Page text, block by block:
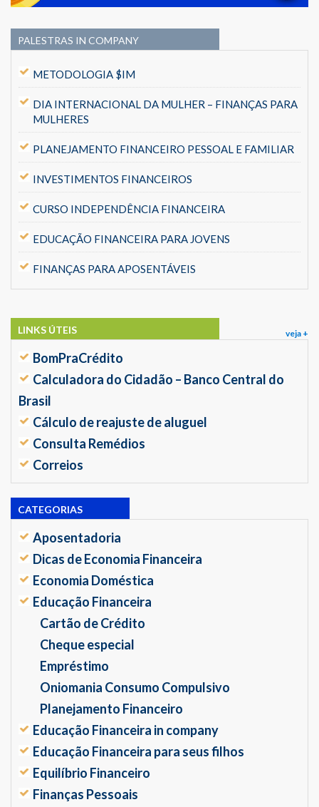
PALESTRAS IN COMPANY
METODOLOGIA $IM
DIA INTERNACIONAL DA MULHER – FINANÇAS PARA
MULHERES
PLANEJAMENTO FINANCEIRO PESSOAL E FAMILIAR
INVESTIMENTOS FINANCEIROS
CURSO INDEPENDÊNCIA FINANCEIRA
EDUCAÇÃO FINANCEIRA PARA JOVENS
FINANÇAS PARA APOSENTÁVEIS
veja +
LINKS ÚTEIS
BomPraCrédito
Calculadora do Cidadão – Banco Central do
Brasil
Cálculo de reajuste de aluguel
Consulta Remédios
Correios
CATEGORIAS
Aposentadoria
Dicas de Economia Financeira
Economia Doméstica
Educação Financeira
Cartão de Crédito
Cheque especial
Empréstimo
Oniomania Consumo Compulsivo
Planejamento Financeiro
Educação Financeira in company
Educação Financeira para seus filhos
Equilíbrio Financeiro
Finanças Pessoais